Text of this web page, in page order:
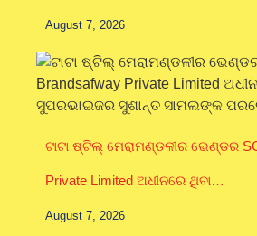
August 7, 2026
ଟାଟା ଷ୍ଟିଲ୍ ମେରାମଣ୍ଡଳୀର ଭେଣ୍ଡର
Private Limited ଅଧୀନରେ ଥିବା…
August 7, 2026